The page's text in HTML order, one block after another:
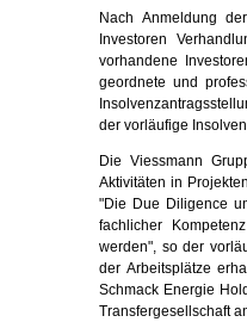
Nach Anmeldung
Investoren
vorhandene
geordnete und
der vorläufige
Die Viessmann
Aktivitäten in
"Die Due Diligence
fachlicher
werden", so der
der Arbeitsplätze
Schmack Energie
Transfergesellschaft